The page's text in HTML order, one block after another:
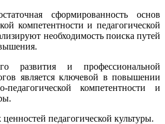
сформированность основ
компетентности и педагогической
необходимость поиска путей
развития и профессиональной
является ключевой в повышении
компетентности и
педагогической культуры.